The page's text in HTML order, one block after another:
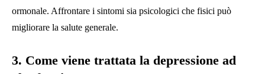
ormonale. Affrontare i sintomi sia psicologici che fisici può
migliorare la salute generale.
3. Come viene trattata la depressione ad